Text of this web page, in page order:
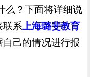
么？下面将详细说
联系上海璐斐教育
己的情况进行报